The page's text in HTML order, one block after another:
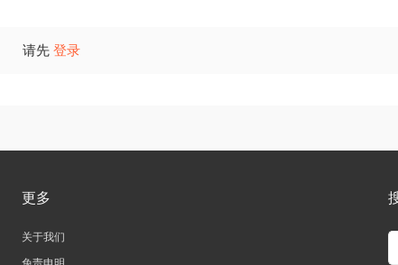
请先 登录
更多
关于我们